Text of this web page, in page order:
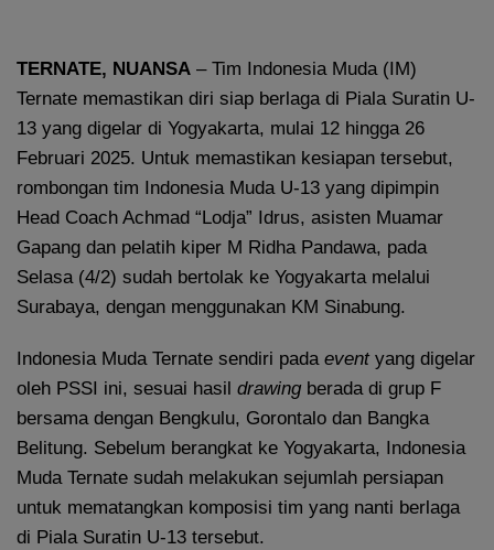
TERNATE, NUANSA – Tim Indonesia Muda (IM)
Ternate memastikan diri siap berlaga di Piala Suratin U-
13 yang digelar di Yogyakarta, mulai 12 hingga 26
Februari 2025. Untuk memastikan kesiapan tersebut,
rombongan tim Indonesia Muda U-13 yang dipimpin
Head Coach Achmad “Lodja” Idrus, asisten Muamar
Gapang dan pelatih kiper M Ridha Pandawa, pada
Selasa (4/2) sudah bertolak ke Yogyakarta melalui
Surabaya, dengan menggunakan KM Sinabung.
Indonesia Muda Ternate sendiri pada eventyang digelar
oleh PSSI ini, sesuai hasil drawingberada di grup F
bersama dengan Bengkulu, Gorontalo dan Bangka
Belitung. Sebelum berangkat ke Yogyakarta, Indonesia
Muda Ternate sudah melakukan sejumlah persiapan
untuk mematangkan komposisi tim yang nanti berlaga
di Piala Suratin U-13 tersebut.